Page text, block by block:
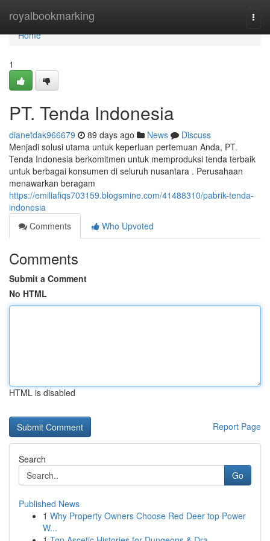
royalbookmarking
Home
Home
1
PT. Tenda Indonesia
dianetdak966679 89 days ago News
Discuss
Menjadi solusi utama untuk keperluan pertemuan Anda, PT.
Tenda Indonesia berkomitmen untuk memproduksi tenda terbaik
untuk berbagai konsumen di seluruh nusantara . Perusahaan
menawarkan beragam
https://emiliafiqs703159.blogsmine.com/41488310/pabrik-tenda-
indonesia
Comments
Who Upvoted
Comments
Submit a Comment
No HTML
HTML is disabled
Report Page
Search
Go
Published News
1 Why Property Owners Choose Red Deer top Power
W...